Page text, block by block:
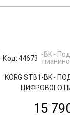
Код: 44673
KORG STB1-BK -
ЦИФРОВОГО
15